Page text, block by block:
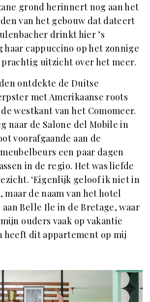
grond herinnert nog aan het
van het gebouw dat dateert
drinkt hier ’s
haar cappuccino op het zonnige
uitzicht over het meer.
ontdekte de Duitse
met Amerikaanse roots
westkant van het Comomeer.
naar de Salone del Mobile in
voorafgaande aan de
een paar dagen
in de regio. Het was liefde
‘Eigenlijk geloof ik niet in
maar de naam van het hotel
Belle Ile in de Bretage, waar
ouders vaak op vakantie
heeft dit appartement op mij